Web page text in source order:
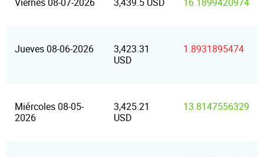
Jueves 08-06-2026
3,423.31
USD
1.8931895474
Miércoles 08-05-
2026
3,425.21
USD
13.8147556329